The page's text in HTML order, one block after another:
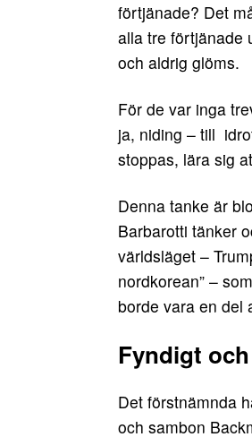
förtjänade? Det
alla tre förtjänade
och aldrig glöms.
För de var inga
ja, niding – till
stoppas, lära sig
Denna tanke är
Barbarotti tänker
världsläget –
nordkorean” –
borde vara en del
Fyndigt
Det förstnämnda
och sambon